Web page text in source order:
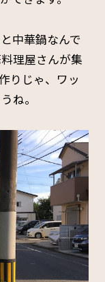
中華鍋なんで
理屋さんが集
りじゃ、ワッ
ね。